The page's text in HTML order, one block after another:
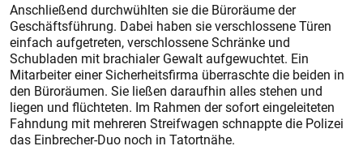
Anschließend durchwühlten sie die Büroräume der
Geschäftsführung. Dabei haben sie verschlossene Türen
einfach aufgetreten, verschlossene Schränke und
Schubladen mit brachialer Gewalt aufgewuchtet. Ein
Mitarbeiter einer Sicherheitsfirma überraschte die beiden in
den Büroräumen. Sie ließen daraufhin alles stehen und
liegen und flüchteten. Im Rahmen der sofort eingeleiteten
Fahndung mit mehreren Streifwagen schnappte die Polizei
das Einbrecher-Duo noch in Tatortnähe.